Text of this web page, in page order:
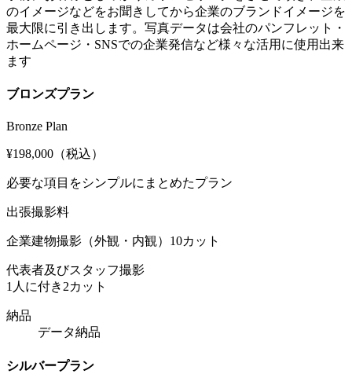
のイメージなどをお聞きしてから企業のブランドイメージを
最大限に引き出します。写真データは会社のパンフレット・
ホームページ・SNSでの企業発信など様々な活用に使用出来
ます
ブロンズプラン
Bronze Plan
¥198,000 （税込）
必要な項目をシンプルにまとめたプラン
出張撮影料
企業建物撮影（外観・内観）10カット
代表者及びスタッフ撮影
1人に付き2カット
納品
データ納品
シルバープラン